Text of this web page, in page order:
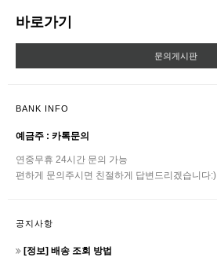
바로가기
문의게시판
BANK INFO
예금주 : 카톡문의
연중무휴 24시간 문의 가능
편하게 문의주시면 친절하게 답변드리겠습니다:)
공지사항
[정보] 배송 조회 방법